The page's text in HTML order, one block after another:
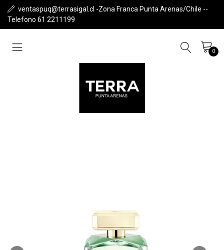
ventaspuq@terrasigal.cl -Zona Franca Punta Arenas/Chile --
Telefono 61 2211199
0